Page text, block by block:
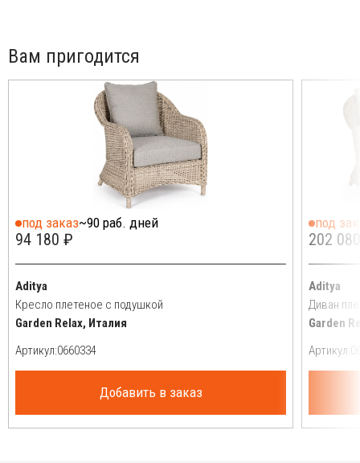
Вам пригодится
под заказ~90 раб. дней
94 180 ₽
Aditya
Кресло плетеное с подушкой
Garden Relax, Италия
Артикул:
Добавить в заказ
под
202
Aditya
Диван
Garden
Артикул: